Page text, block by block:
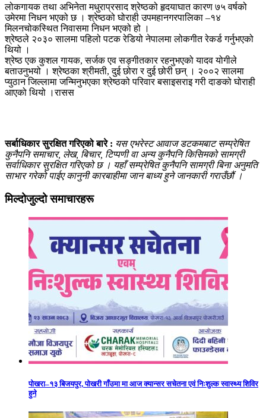
लोकगायक तथा अभिनेता मधुराप्रसाद श्रेष्ठको हृदयाघात कारण ७५ वर्षको
उमेरमा निधन भएको छ । श्रेष्ठको घोराही उपमहानगरपालिका –१४
मिलनचोकस्थित निवासमा निधन भएको हो ।
श्रेष्ठले २०३० सालमा पहिलो पटक रेडियो नेपालमा लोकगीत रेकर्ड गर्नुभएको
थियो ।
श्रेष्ठ एक कुशल गायक, सर्जक एव सङ्गीतकार रहनुभएको यादव योगीले
बताउनुभयो । श्रेष्ठका श्रीमती, दुई छोरा र दुई छोरी छन् । २००२ सालमा
प्युठान जिल्लामा जन्मिनुभएका श्रेष्ठको परिवार बसाइसराइ गरी दाङको घोराही
आएको थियो ।रासस
सर्बाधिकार सुरक्षित गरिएको बारे : यस एभरेस्ट आवाज डटकमबाट सम्प्रेषित
कुनैपनि समाचार, लेख, बिचार, टिप्पणी वा अन्य कुनैपनि किसिमको सामग्री
सर्वाधिकार सुरक्षित गरिएको छ । यहाँ सम्प्रेषित कुनैपनि सामग्री बिना अनुमति
साभार गरेको पाईए कानुनी कारबाहीमा जान बाध्य हुने जानकारी गराउँछौं ।
मिल्दोजुल्दो समाचारहरू
पोखरा–१३ बिजयपुर, पोखरी गाँउमा मा आज क्यान्सर सचेतना एवं निःशुल्क स्वास्थ्य शिविर
हुने